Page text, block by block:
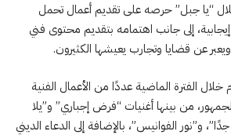
“يا جبل” حرصه على تقديم أعمال تحمل
إلى جانب اهتمامه بتقديم محتوى فني
عن قضايا وتجارب يعيشها الكثيرون.
الفترة الماضية عددًا من الأعمال الفنية
من بينها أغنيات “فرض إجباري” و”يلا
و”نور الفوانيس”، بالإضافة إلى الدعاء الديني